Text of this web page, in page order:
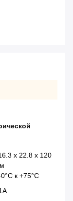
x 22.8 x 120
к +75°C